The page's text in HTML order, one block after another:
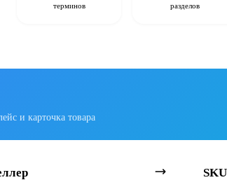
терминов разделов
и карточка товара
SKU